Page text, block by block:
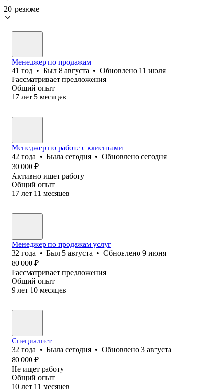
20 резюме
Менеджер по продажам
41 год • Был 8 августа • Обновлено 11 июля
Рассматривает предложения
Общий опыт
17 лет 5 месяцев
Менеджер по работе с клиентами
42 года • Была сегодня • Обновлено сегодня
30 000 ₽
Активно ищет работу
Общий опыт
17 лет 11 месяцев
Менеджер по продажам услуг
32 года • Был 5 августа • Обновлено 9 июня
80 000 ₽
Рассматривает предложения
Общий опыт
9 лет 10 месяцев
Специалист
32 года • Была сегодня • Обновлено 3 августа
80 000 ₽
Не ищет работу
Общий опыт
10 лет 11 месяцев